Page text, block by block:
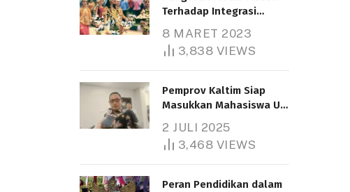
Terhadap Integrasi
8 MARET 2023
3,838 VIEWS
Pemprov Kaltim Siap
Masukkan Mahasiswa UT
Bantuan Pendidikan
Gratispol
2 JULI 2025
3,468 VIEWS
Peran Pendidikan dalam